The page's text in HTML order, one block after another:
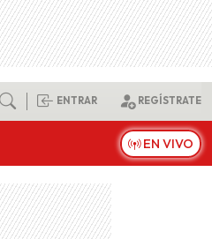
ENTRAR REGÍSTRATE
EN VIVO